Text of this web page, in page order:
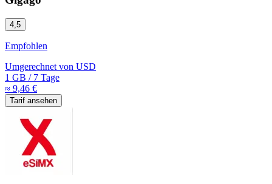
4,5
Empfohlen
Umgerechnet von USD
1 GB /7 Tage
≈ 9,46 €
Tarif ansehen